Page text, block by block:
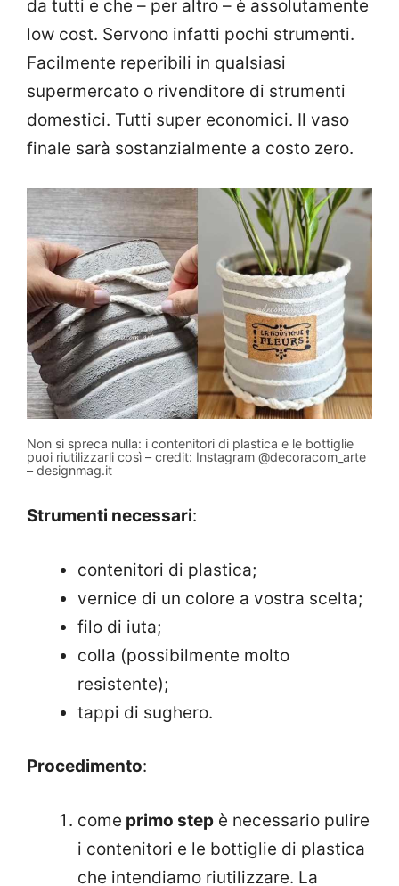
da tutti e che – per altro – è assolutamente
low cost. Servono infatti pochi strumenti.
Facilmente reperibili in qualsiasi
supermercato o rivenditore di strumenti
domestici. Tutti super economici. Il vaso
finale sarà sostanzialmente a costo zero.
Non si spreca nulla: i contenitori di plastica e le bottiglie
puoi riutilizzarli così – credit: Instagram @decoracom_arte
– designmag.it
Strumenti necessari:
contenitori di plastica;
vernice di un colore a vostra scelta;
filo di iuta;
colla (possibilmente molto
resistente);
tappi di sughero.
Procedimento:
come primo step è necessario pulire
i contenitori e le bottiglie di plastica
che intendiamo riutilizzare. La